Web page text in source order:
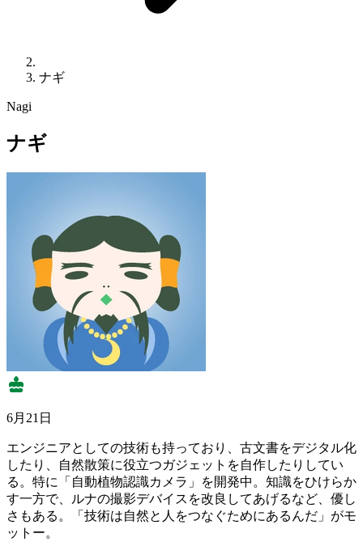
ナギ
Nagi
ナギ
6月21日
エンジニアとしての技術も持っており、古文書をデジタル化
したり、自然散策に役立つガジェットを自作したりしてい
る。特に「自動植物認識カメラ」を開発中。知識をひけらか
す一方で、ルナの撮影デバイスを改良してあげるなど、優し
さもある。「技術は自然と人をつなぐためにあるんだ」がモ
ットー。